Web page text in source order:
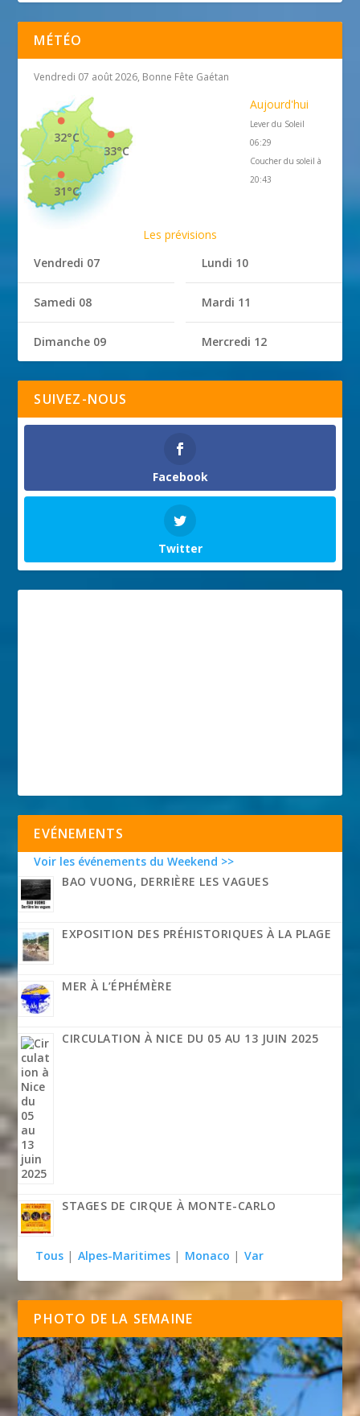
MÉTÉO
Vendredi 07 août 2026, Bonne Fête Gaétan
33°C
32°C
31°C
Aujourd'hui
Lever du Soleil
06:29
Coucher du soleil à
20:43
Les prévisions
Vendredi 07
Samedi 08
Dimanche 09
Lundi 10
Mardi 11
Mercredi 12
SUIVEZ-NOUS
Facebook
Twitter
EVÉNEMENTS
Voir les événements du Weekend >>
BAO VUONG, DERRIÈRE LES VAGUES
EXPOSITION DES PRÉHISTORIQUES À LA PLAGE
MER À L’ÉPHÉMÈRE
CIRCULATION À NICE DU 05 AU 13 JUIN 2025
STAGES DE CIRQUE À MONTE-CARLO
Tous | Alpes-Maritimes | Monaco | Var
PHOTO DE LA SEMAINE